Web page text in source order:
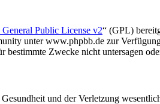
Public License v2“ (GPL)
unter www.phpbb.de zur
Zwecke nicht untersagen
und der Verletzung